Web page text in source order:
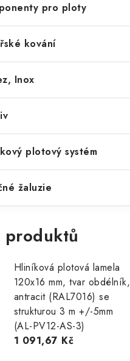
pro ploty
kování
Inox
plotový systém
žaluzie
produktů
Hliníková plotová lamela
120x16 mm, tvar obdélník,
antracit (RAL7016) se
strukturou 3 m +/-5mm
(AL-PV12-AS-3)
1 091,67 Kč